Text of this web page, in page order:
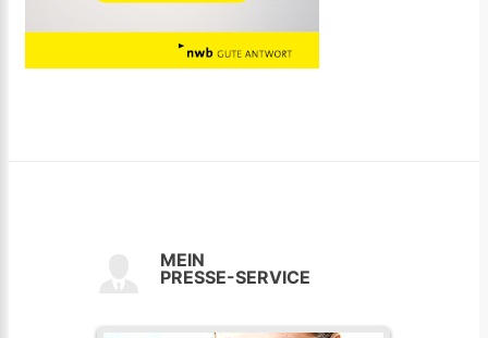
MEIN
PRESSE-SERVICE